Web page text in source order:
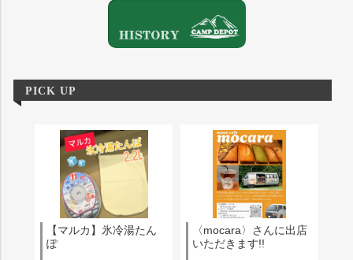
PICK UP
【マルカ】氷冷湯たん
ぽ
〈mocara〉さんに出店
いただきます!!